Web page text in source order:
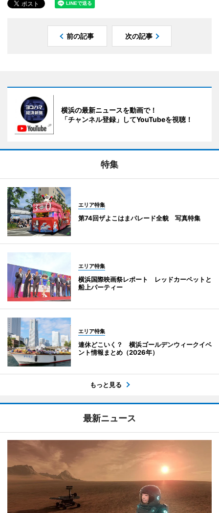
前の記事 次の記事
横浜の最新ニュースを動画で！
「チャンネル登録」してYouTubeを視聴！
特集
エリア特集
第74回ザよこはまパレード全貌 写真特集
エリア特集
横浜国際映画祭レポート レッドカーペットと
船上パーティー
エリア特集
連休どこいく？ 横浜ゴールデンウィークイベ
ント情報まとめ（2026年）
もっと見る
最新ニュース